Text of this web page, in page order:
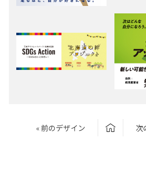
« 前のデザイン 次